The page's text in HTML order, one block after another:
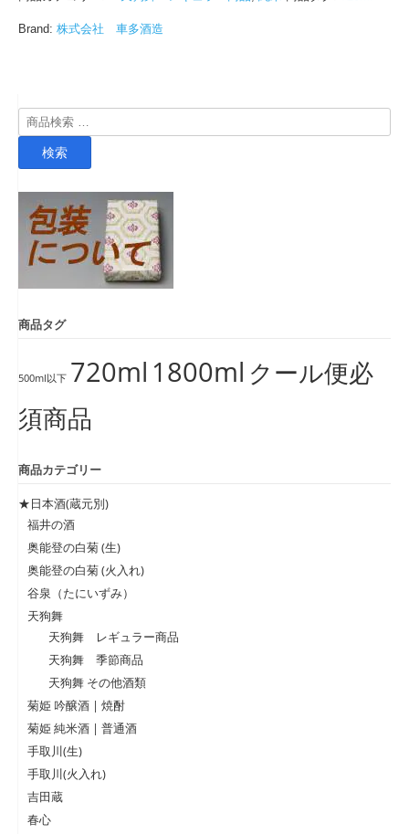
Brand: 株式会社 車多酒造
検
索
検索
商品タグ
500ml以下 720ml 1800ml クール便必
須商品
商品カテゴリー
★日本酒(蔵元別)
福井の酒
奥能登の白菊 (生)
奥能登の白菊 (火入れ)
谷泉（たにいずみ）
天狗舞
天狗舞 レギュラー商品
天狗舞 季節商品
天狗舞 その他酒類
菊姫 吟醸酒 | 焼酎
菊姫 純米酒 | 普通酒
手取川(生)
手取川(火入れ)
吉田蔵
春心